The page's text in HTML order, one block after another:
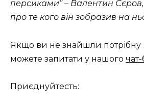
персиками” – Валентин
про те кого він зобразив на
Якщо ви не знайшли потрібну
можете запитати у нашого
Приєднуйтесть: